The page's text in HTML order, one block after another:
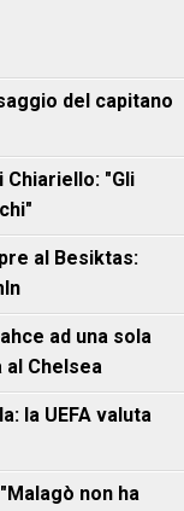
del capitano
Chiariello: "Gli
al Besiktas:
ad una sola
Chelsea
la UEFA valuta
non ha